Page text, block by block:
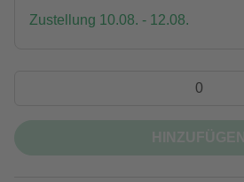
Zustellung 10.08. - 12.08.